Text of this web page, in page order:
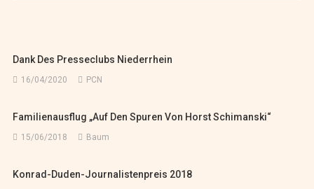
Dank Des Presseclubs Niederrhein
16/04/2020 PCN
Familienausflug „Auf Den Spuren Von Horst Schimanski“
15/06/2018 Baum
Konrad-Duden-Journalistenpreis 2018